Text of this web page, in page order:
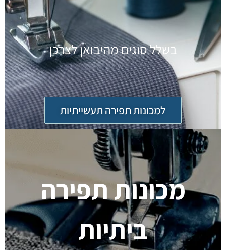
בשלל סוגים מהיבואן לצרכן
למכונות תפירה תעשייתיות
מכונות תפירה
ביתיות